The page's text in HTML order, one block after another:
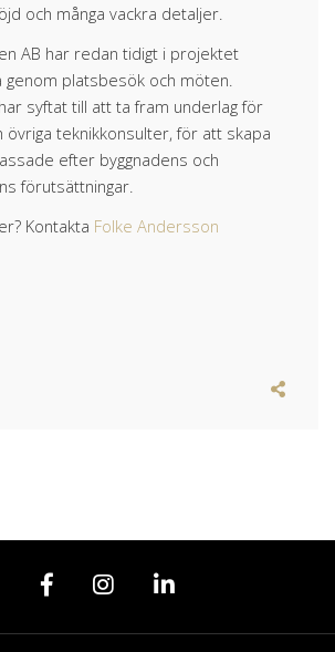
och många vackra detaljer.
AB har redan tidigt i projektet
genom platsbesök och möten.
syftat till att ta fram underlag för
övriga teknikkonsulter, för att skapa
efter byggnadens och
förutsättningar.
Kontakta Folke Andersson